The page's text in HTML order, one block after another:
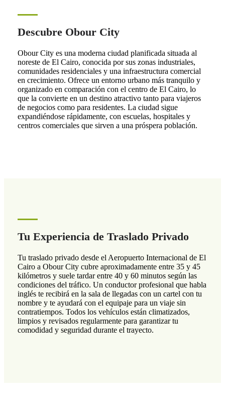
Descubre Obour City
Obour City es una moderna ciudad planificada situada al
noreste de El Cairo, conocida por sus zonas industriales,
comunidades residenciales y una infraestructura comercial
en crecimiento. Ofrece un entorno urbano más tranquilo y
organizado en comparación con el centro de El Cairo, lo
que la convierte en un destino atractivo tanto para viajeros
de negocios como para residentes. La ciudad sigue
expandiéndose rápidamente, con escuelas, hospitales y
centros comerciales que sirven a una próspera población.
Tu Experiencia de Traslado Privado
Tu traslado privado desde el Aeropuerto Internacional de El
Cairo a Obour City cubre aproximadamente entre 35 y 45
kilómetros y suele tardar entre 40 y 60 minutos según las
condiciones del tráfico. Un conductor profesional que habla
inglés te recibirá en la sala de llegadas con un cartel con tu
nombre y te ayudará con el equipaje para un viaje sin
contratiempos. Todos los vehículos están climatizados,
limpios y revisados regularmente para garantizar tu
comodidad y seguridad durante el trayecto.